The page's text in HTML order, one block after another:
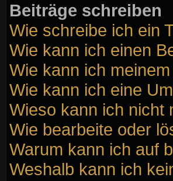
Beiträge schreiben
Wie schreibe ich ein
Wie kann ich einen
Wie kann ich
Wie kann ich eine
Wieso kann ich nicht
Wie bearbeite oder
Warum kann ich auf
Weshalb kann ich